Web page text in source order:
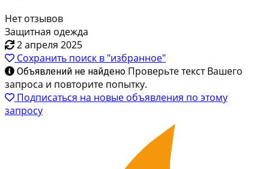
Нет отзывов
Защитная одежда
2 апреля 2025
Сохранить поиск в "избранное"
Объявлений не найдено Проверьте текст Вашего
запроса и повторите попытку.
Подписаться на новые объявления по этому
запросу